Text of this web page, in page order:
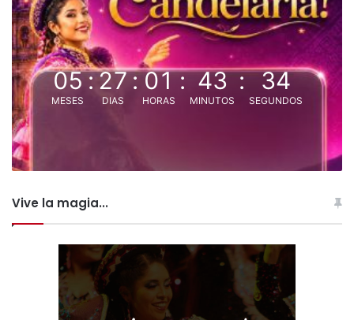
05
MESES
:27
DIAS
:01
HORAS
: 43
MINUTOS
: 33
SEGUNDOS
Vive la magia...